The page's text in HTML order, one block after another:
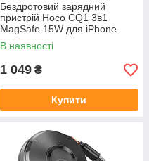
Бездротовий зарядний
пристрій Hoco CQ1 3в1
MagSafe 15W для iPhone
AirPods iWatch настільна
підставка
В наявності
1 049 ₴
Купити